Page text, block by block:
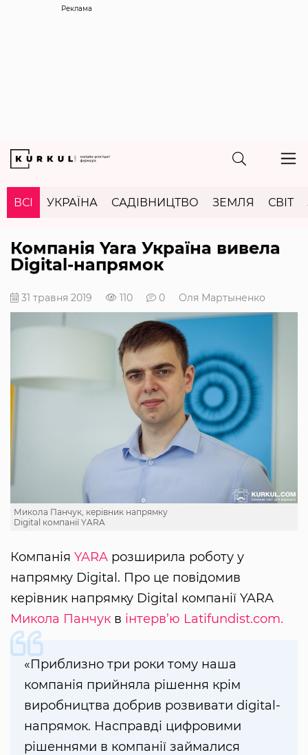
Реклама
ВСІ УКРАЇНА САДІВНИЦТВО ЗЕМЛЯ СВІТ
Компанія Yara Україна вивела
Digital-напрямок
31 травня 2019 110 0 Оля Мартыненко
Микола Панчук, керівник напрямку
Digital компанії YARA
Компанія YARA розширила роботу у
напрямку Digital. Про це повідомив
керівник напрямку Digital компанії YARA
Микола Панчук в інтерв’ю Latifundist.com.
«Приблизно три роки тому наша
компанія прийняла рішення крім
виробництва добрив розвивати digital-
напрямок. Насправді цифровими
рішеннями в компанії займалися